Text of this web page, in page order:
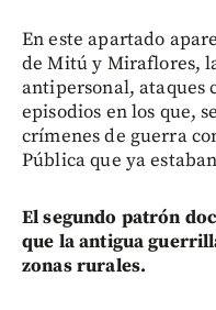
En este apartado
de Mitú y Miraflores,
antipersonal, ataques
episodios en los que,
crímenes de guerra
Pública que ya
El segundo patrón
que la antigua
zonas rurales.